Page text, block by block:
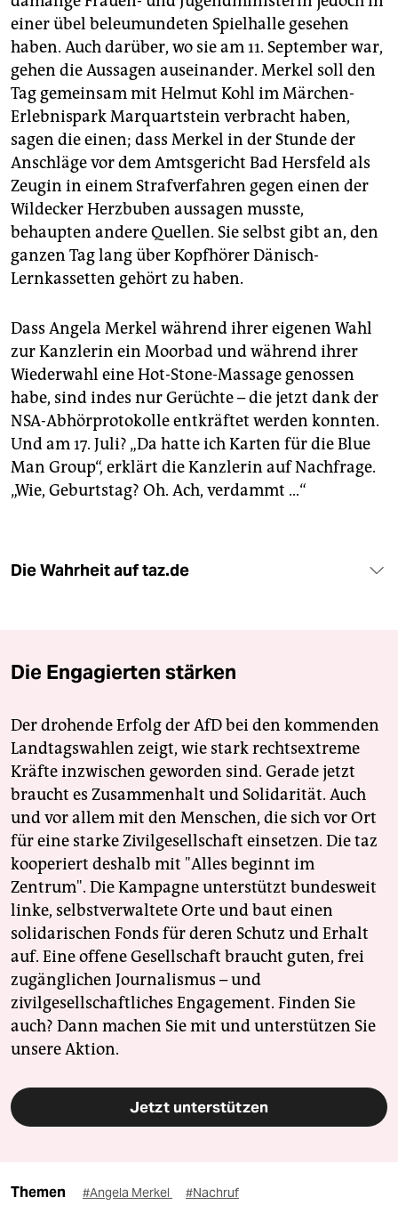
einer übel beleumundeten Spielhalle gesehen
haben. Auch darüber, wo sie am 11. September war,
gehen die Aussagen auseinander. Merkel soll den
Tag gemeinsam mit Helmut Kohl im Märchen-
Erlebnispark Marquartstein verbracht haben,
sagen die einen; dass Merkel in der Stunde der
Anschläge vor dem Amtsgericht Bad Hersfeld als
Zeugin in einem Strafverfahren gegen einen der
Wildecker Herzbuben aussagen musste,
behaupten andere Quellen. Sie selbst gibt an, den
ganzen Tag lang über Kopfhörer Dänisch-
Lernkassetten gehört zu haben.
Dass Angela Merkel während ihrer eigenen Wahl
zur Kanzlerin ein Moorbad und während ihrer
Wiederwahl eine Hot-Stone-Massage genossen
habe, sind indes nur Gerüchte – die jetzt dank der
NSA-Abhörprotokolle entkräftet werden konnten.
Und am 17. Juli? „Da hatte ich Karten für die Blue
Man Group“, erklärt die Kanzlerin auf Nachfrage.
„Wie, Geburtstag? Oh. Ach, verdammt …“
Die Wahrheit auf taz.de
Die Engagierten stärken
Der drohende Erfolg der AfD bei den kommenden
Landtagswahlen zeigt, wie stark rechtsextreme
Kräfte inzwischen geworden sind. Gerade jetzt
braucht es Zusammenhalt und Solidarität. Auch
und vor allem mit den Menschen, die sich vor Ort
für eine starke Zivilgesellschaft einsetzen. Die taz
kooperiert deshalb mit "Alles beginnt im
Zentrum". Die Kampagne unterstützt bundesweit
linke, selbstverwaltete Orte und baut einen
solidarischen Fonds für deren Schutz und Erhalt
auf. Eine offene Gesellschaft braucht guten, frei
zugänglichen Journalismus – und
zivilgesellschaftliches Engagement. Finden Sie
auch? Dann machen Sie mit und unterstützen Sie
unsere Aktion.
Jetzt unterstützen
Themen #Angela Merkel #Nachruf